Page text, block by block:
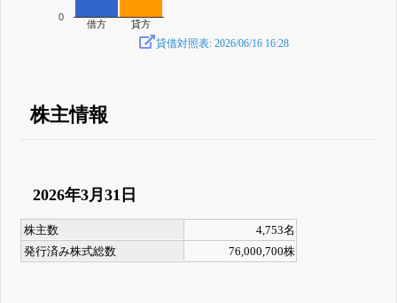
借方 貸方
0
貸借対照表: 2026/06/16 16:28
株主情報
2026年3月31日
株主数
4,753名
発行済み株式総数
76,000,700株